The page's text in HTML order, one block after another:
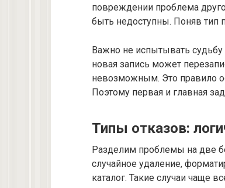
повреждении проблема
быть недоступны. Поняв тип
Важно не испытывать судьбу
новая запись может
невозможным. Это правило
Поэтому первая и главная
Типы отказов:
Разделим проблемы на две
случайное удаление,
каталог. Такие случаи чаще